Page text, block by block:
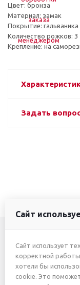
Цвет: бронза
Материал: замак
Покрытие: гальваника
Количество рожков: 3
Крепление: на
Задать
Сайт
Сайт использует
корректной
хотели бы
cookie. Это